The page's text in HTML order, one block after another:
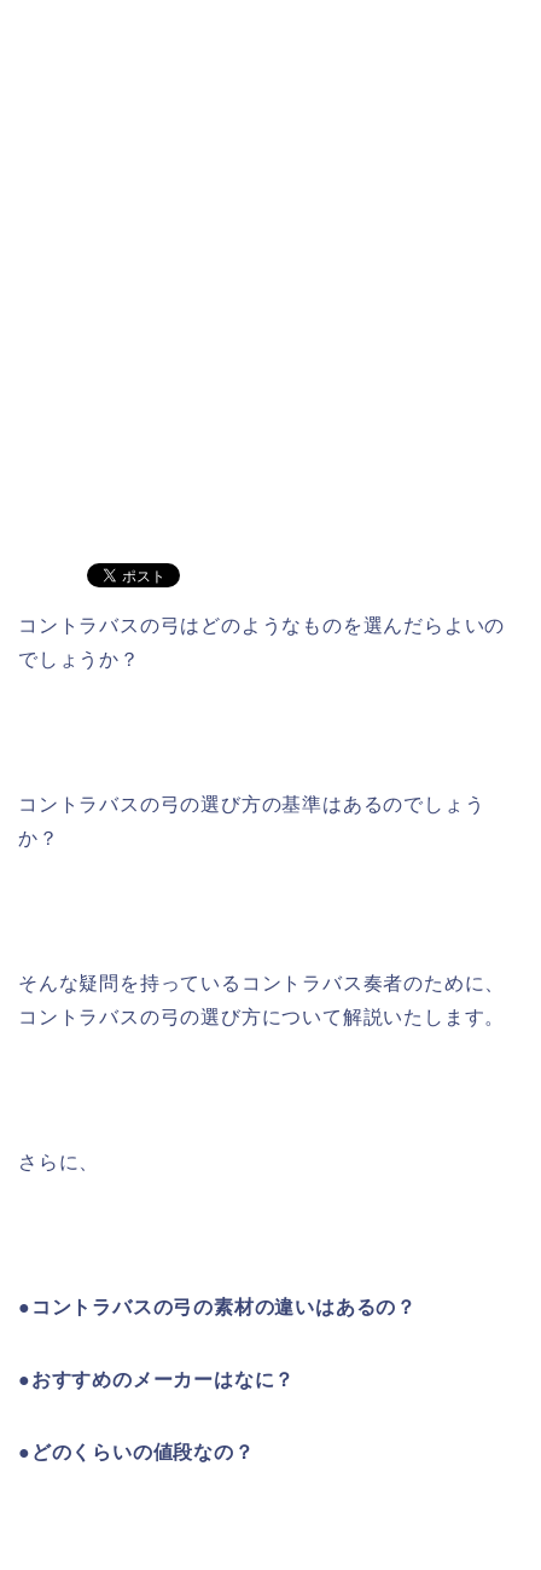
コントラバスの弓はどのようなものを選んだらよいの
でしょうか？
コントラバスの弓の選び方の基準はあるのでしょう
か？
そんな疑問を持っているコントラバス奏者のために、
コントラバスの弓の選び方について解説いたします。
さらに、
●コントラバスの弓の素材の違いはあるの？
●おすすめのメーカーはなに？
●どのくらいの値段なの？